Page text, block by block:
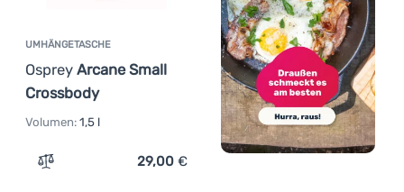
UMHÄNGETASCHE
Osprey Arcane Small
Crossbody
Volumen: 1,5 l
Zum Vergleich 'Umhängetasche Osprey Arcane Small
29,00 €